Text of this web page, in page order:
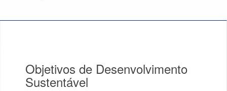
Objetivos de Desenvolvimento
Sustentável